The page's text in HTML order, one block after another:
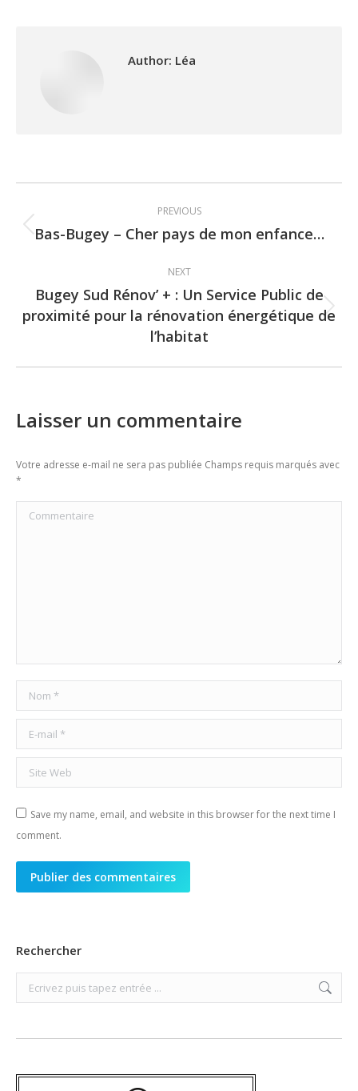
Author: Léa
navigation
PREVIOUS
Previous
Bas-Bugey – Cher pays de mon enfance…
NEXT
Next
post:
Bugey Sud Rénov’ + : Un Service Public de
proximité pour la rénovation énergétique de
l’habitat
Laisser un commentaire
Votre adresse e-mail ne sera pas publiée Champs requis marqués avec
*
Commentaire
Nom *
E-mail *
Site Web
Save my name, email, and website in this browser for the next time I
comment.
Publier des commentaires
Rechercher
Search: